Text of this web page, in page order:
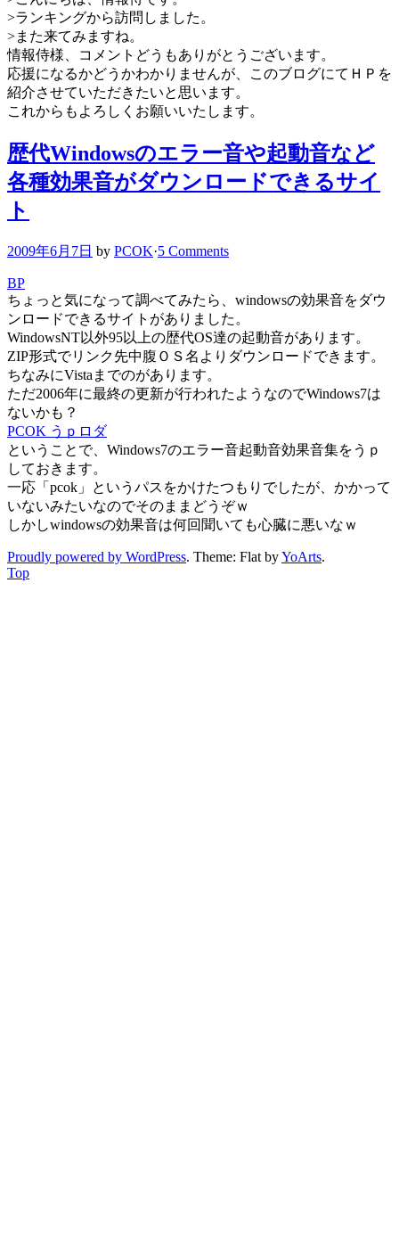
>ランキングから訪問しました。
>また来てみますね。
情報侍様、コメントどうもありがとうございます。
応援になるかどうかわかりませんが、このブログにてＨＰを
紹介させていただきたいと思います。
これからもよろしくお願いいたします。
歴代Windowsのエラー音や起動音など
各種効果音がダウンロードできるサイ
ト
2009年6月7日 by PCOK·5 Comments
BP
ちょっと気になって調べてみたら、windowsの効果音をダウ
ンロードできるサイトがありました。
WindowsNT以外95以上の歴代OS達の起動音があります。
ZIP形式でリンク先中腹ＯＳ名よりダウンロードできます。
ちなみにVistaまでのがあります。
ただ2006年に最終の更新が行われたようなのでWindows7は
ないかも？
PCOK うｐロダ
ということで、Windows7のエラー音起動音効果音集をうｐ
しておきます。
一応「pcok」というパスをかけたつもりでしたが、かかって
いないみたいなのでそのままどうぞｗ
しかしwindowsの効果音は何回聞いても心臓に悪いなｗ
Proudly powered by WordPress. Theme: Flat byYoArts.
Top